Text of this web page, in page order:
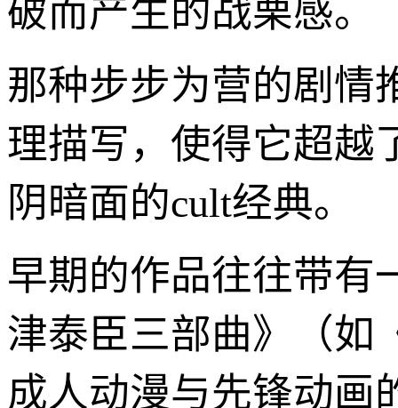
破而产生的战栗感。
那种步步为营的剧情
理描写，使得它超越
阴暗面的cult经典。
早期的作品往往带有
津泰臣三部曲》（如
成人动漫与先锋动画